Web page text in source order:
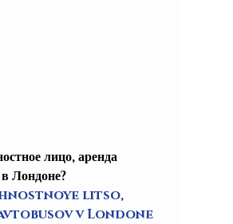
лицо, аренда
Лондоне?
litso,
v Londone